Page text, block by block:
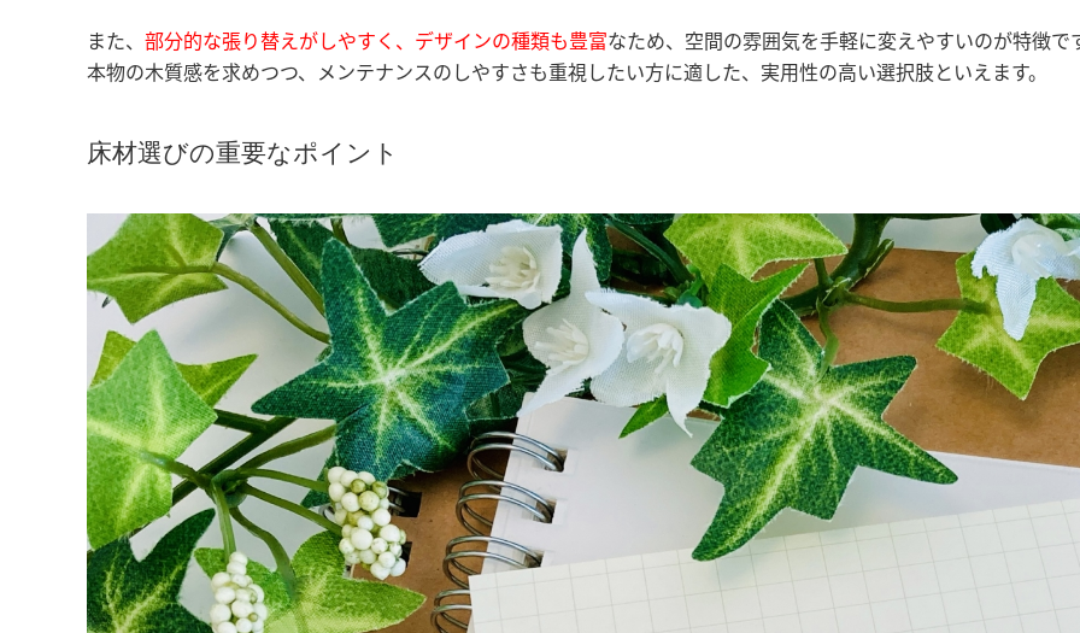
また、 部分的な張り替えがしやすく、デザインの種類も豊富なため、空間の雰囲気を手軽に変えやすいのが特徴で
本物の木質感を求めつつ、メンテナンスのしやすさも重視したい方に適した、実用性の高い選択肢といえます。
床材選びの重要なポイント